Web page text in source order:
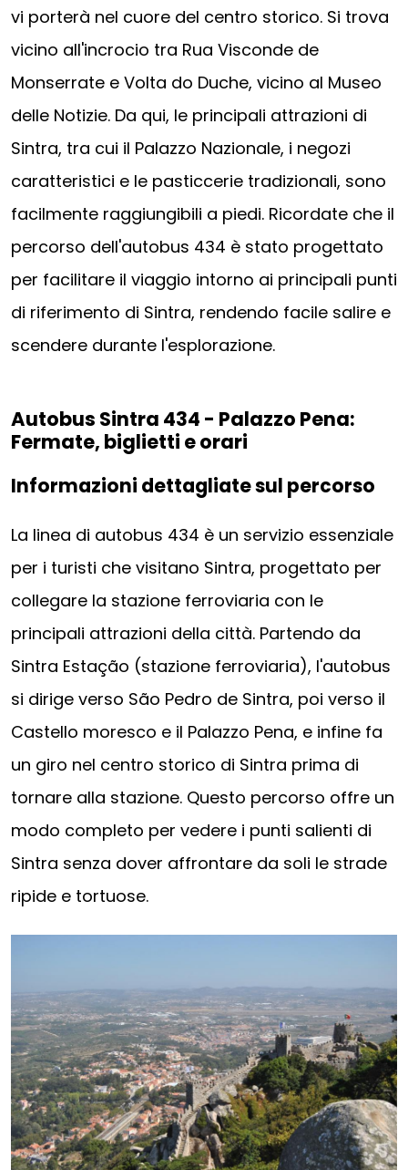
vi porterà nel cuore del centro storico. Si trova
vicino all'incrocio tra Rua Visconde de
Monserrate e Volta do Duche, vicino al Museo
delle Notizie. Da qui, le principali attrazioni di
Sintra, tra cui il Palazzo Nazionale, i negozi
caratteristici e le pasticcerie tradizionali, sono
facilmente raggiungibili a piedi. Ricordate che il
percorso dell'autobus 434 è stato progettato
per facilitare il viaggio intorno ai principali punti
di riferimento di Sintra, rendendo facile salire e
scendere durante l'esplorazione.
Autobus Sintra 434 - Palazzo Pena:
Fermate, biglietti e orari
Informazioni dettagliate sul percorso
La linea di autobus 434 è un servizio essenziale
per i turisti che visitano Sintra, progettato per
collegare la stazione ferroviaria con le
principali attrazioni della città. Partendo da
Sintra Estação (stazione ferroviaria), l'autobus
si dirige verso São Pedro de Sintra, poi verso il
Castello moresco e il Palazzo Pena, e infine fa
un giro nel centro storico di Sintra prima di
tornare alla stazione. Questo percorso offre un
modo completo per vedere i punti salienti di
Sintra senza dover affrontare da soli le strade
ripide e tortuose.